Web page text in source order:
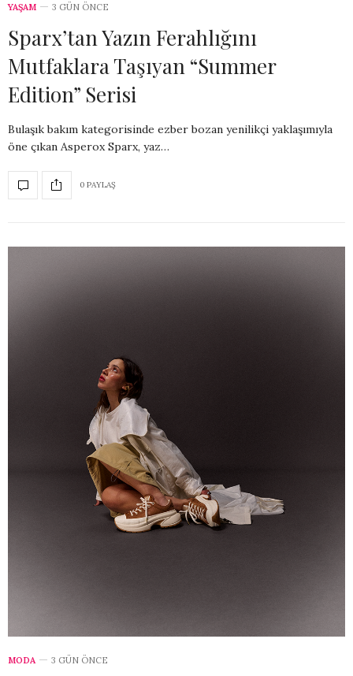
YAŞAM 3 GÜN ÖNCE
Sparx’tan Yazın Ferahlığını
Mutfaklara Taşıyan “Summer
Edition” Serisi
Bulaşık bakım kategorisinde ezber bozan yenilikçi yaklaşımıyla
öne çıkan Asperox Sparx, yaz…
0 PAYLAŞ
MODA 3 GÜN ÖNCE